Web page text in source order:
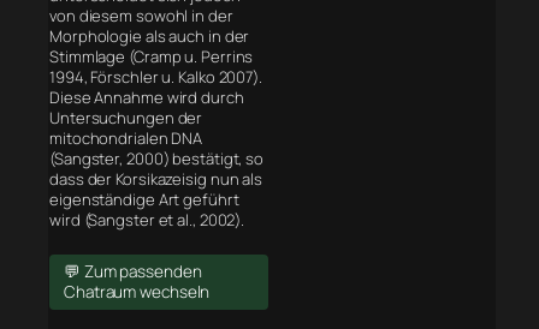
von diesem sowohl in der
Morphologie als auch in der
Stimmlage (Cramp u. Perrins
1994, Förschler u. Kalko 2007).
Diese Annahme wird durch
Untersuchungen der
mitochondrialen DNA
(Sangster, 2000) bestätigt, so
dass der Korsikazeisig nun als
eigenständige Art geführt
wird (Sangster et al., 2002).
💬 Zum passenden
Chatraum wechseln